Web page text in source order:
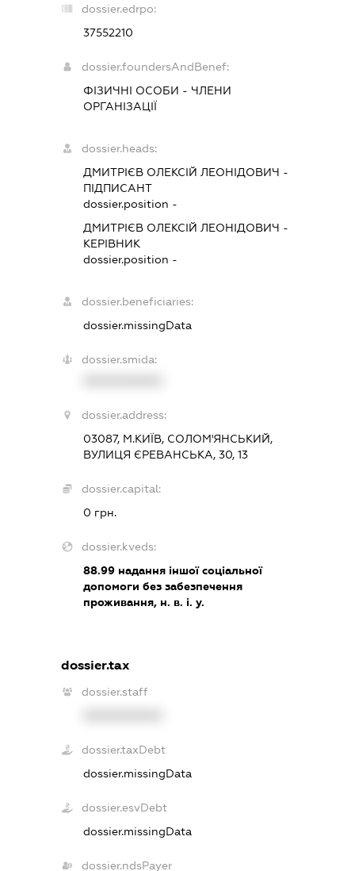
dossier.edrpo:
37552210
dossier.foundersAndBenef:
ФІЗИЧНІ ОСОБИ - ЧЛЕНИ
ОРГАНІЗАЦІЇ
dossier.heads:
ДМИТРІЄВ ОЛЕКСІЙ ЛЕОНІДОВИЧ -
ПІДПИСАНТ
dossier.position -
ДМИТРІЄВ ОЛЕКСІЙ ЛЕОНІДОВИЧ -
КЕРІВНИК
dossier.position -
dossier.beneficiaries:
dossier.missingData
dossier.smida:
dossier.address:
03087, М.КИЇВ, СОЛОМ'ЯНСЬКИЙ,
ВУЛИЦЯ ЄРЕВАНСЬКА, 30, 13
dossier.capital:
0 грн.
dossier.kveds:
88.99 надання іншої соціальної
допомоги без забезпечення
проживання, н. в. і. у.
dossier.tax
dossier.staff
dossier.taxDebt
dossier.missingData
dossier.esvDebt
dossier.missingData
dossier.ndsPayer